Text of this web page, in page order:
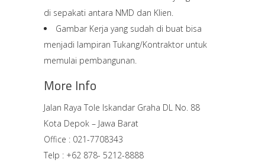
di sepakati antara NMD dan Klien.
Gambar Kerja yang sudah di buat bisa
menjadi lampiran Tukang/Kontraktor untuk
memulai pembangunan.
More Info
Jalan Raya Tole Iskandar Graha DL No. 88
Kota Depok – Jawa Barat
Office : 021-7708343
Telp : +62 878- 5212-8888